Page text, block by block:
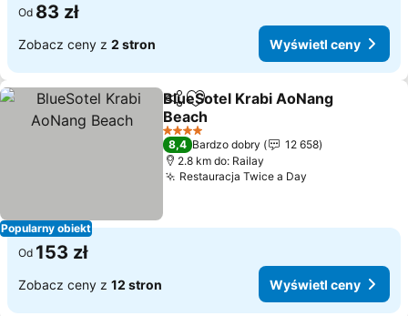
Od 83 zł
Zobacz ceny z 2 stron Wyświetl ceny
Popularny obiekt
Udostępnij
Dodaj do ulubionych
BlueSotel Krabi AoNang
Beach
Wyświetl ceny
4 Kategoria
8,4 Bardzo dobry
12 658
2.8 km do: Railay
Restauracja Twice a Day
Od 153 zł
Zobacz ceny z 12 stron Wyświetl ceny